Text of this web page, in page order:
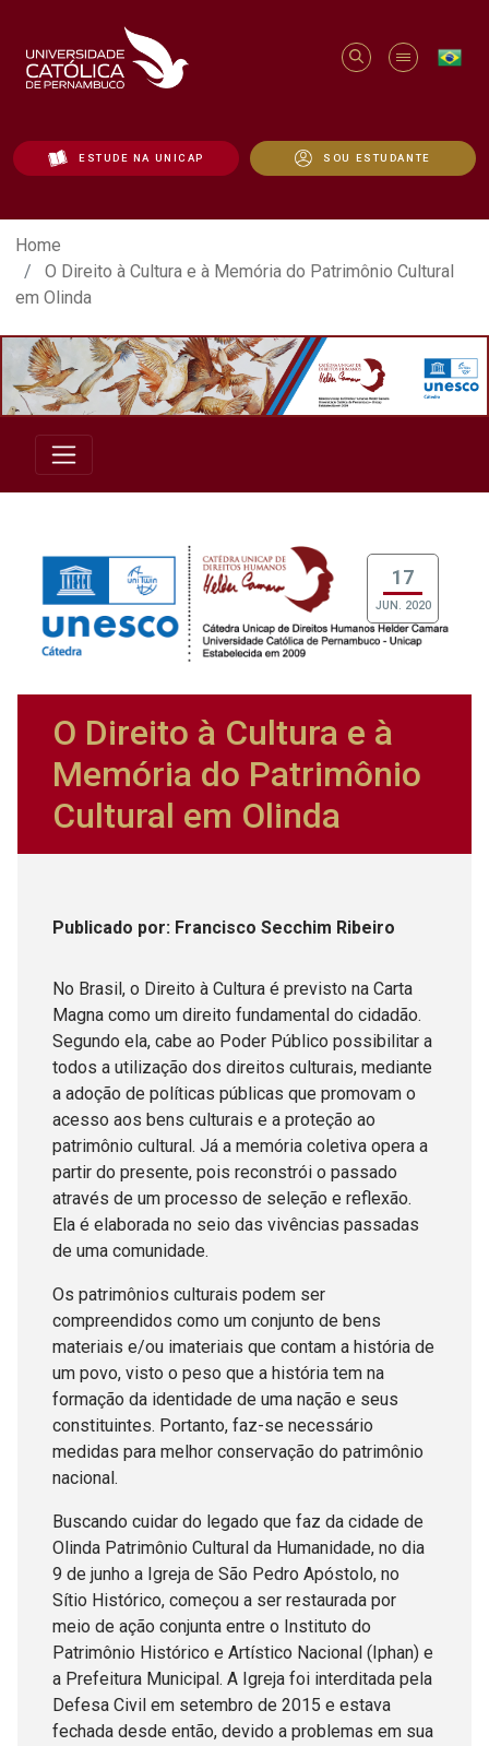
ESTUDE NA UNICAP SOU ESTUDANTE
O Direito à Cultura e à Memória do
Home
O Direito à Cultura e à Memória do Patrimônio Cultural
em Olinda
17
JUN. 2020
O Direito à Cultura e à
Memória do Patrimônio
Cultural em Olinda
Publicado por: Francisco Secchim Ribeiro
No Brasil, o Direito à Cultura é previsto na Carta
Magna como um direito fundamental do cidadão.
Segundo ela, cabe ao Poder Público possibilitar a
todos a utilização dos direitos culturais, mediante
a adoção de políticas públicas que promovam o
acesso aos bens culturais e a proteção ao
patrimônio cultural. Já a memória coletiva opera a
partir do presente, pois reconstrói o passado
através de um processo de seleção e reflexão.
Ela é elaborada no seio das vivências passadas
de uma comunidade.
Os patrimônios culturais podem ser
compreendidos como um conjunto de bens
materiais e/ou imateriais que contam a história de
um povo, visto o peso que a história tem na
formação da identidade de uma nação e seus
constituintes. Portanto, faz-se necessário
medidas para melhor conservação do patrimônio
nacional.
Buscando cuidar do legado que faz da cidade de
Olinda Patrimônio Cultural da Humanidade, no dia
9 de junho a Igreja de São Pedro Apóstolo, no
Sítio Histórico, começou a ser restaurada por
meio de ação conjunta entre o Instituto do
Patrimônio Histórico e Artístico Nacional (Iphan) e
a Prefeitura Municipal. A Igreja foi interditada pela
Defesa Civil em setembro de 2015 e estava
fechada desde então, devido a problemas em sua